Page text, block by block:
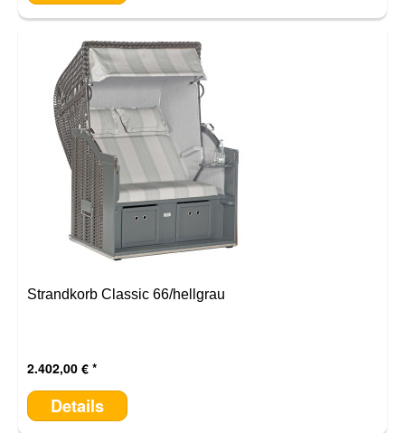
Strandkorb Classic 66/hellgrau
2.402,00 €
Details